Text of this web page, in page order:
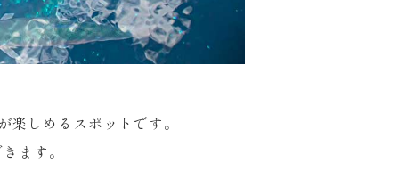
しめるスポットです。
ます。